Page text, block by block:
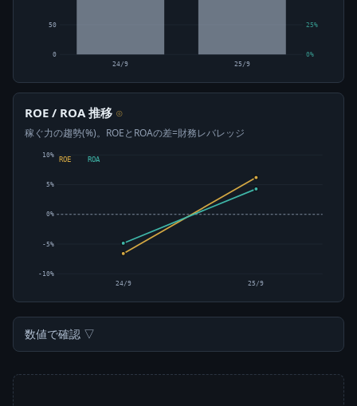
0
50
0%
25%
24/9 25/9
ROE / ROA 推移 ⊙
稼ぐ力の趨勢(%)。ROEとROAの差=財務レバレッジ
-10%
-5%
0%
5%
10%
ROE ROA
24/9 25/9
数値で確認 ▽